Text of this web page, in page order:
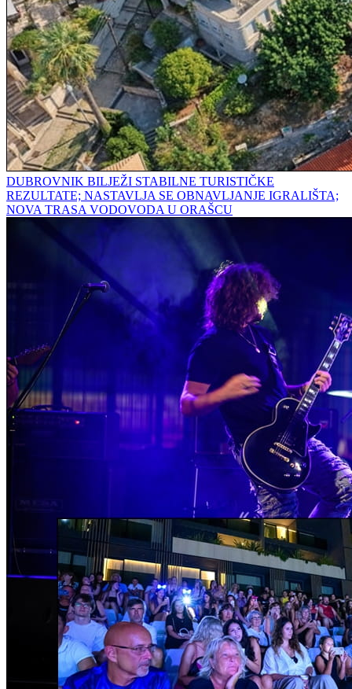
DUBROVNIK BILJEŽI STABILNE TURISTIČKE
REZULTATE; NASTAVLJA SE OBNAVLJANJE IGRALIŠTA;
NOVA TRASA VODOVODA U ORAŠCU